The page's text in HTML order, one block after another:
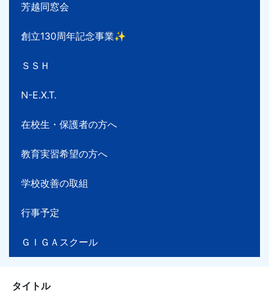
芳越同窓会
創立130周年記念事業✨
ＳＳＨ
N-E.X.T.
在校生・保護者の方へ
教育実習希望の方へ
学校改善の取組
行事予定
ＧＩＧＡスクール
タイトル